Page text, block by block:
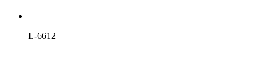
L-6612